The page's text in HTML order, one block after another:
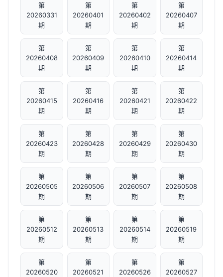
第
20260331
期
第
20260401
期
第
20260402
期
第
20260407
期
第
20260408
期
第
20260409
期
第
20260410
期
第
20260414
期
第
20260415
期
第
20260416
期
第
20260421
期
第
20260422
期
第
20260423
期
第
20260428
期
第
20260429
期
第
20260430
期
第
20260505
期
第
20260506
期
第
20260507
期
第
20260508
期
第
20260512
期
第
20260513
期
第
20260514
期
第
20260519
期
第
20260520
第
20260521
第
20260526
第
20260527